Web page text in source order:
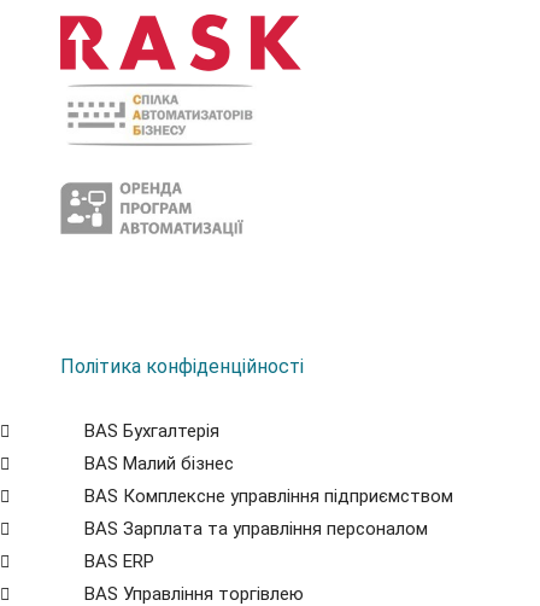
Політика конфіденційності
BAS Бухгалтерія
BAS Малий бізнес
BAS Комплексне управління підприємством
BAS Зарплата та управління персоналом
BAS ERP
BAS Управління торгівлею